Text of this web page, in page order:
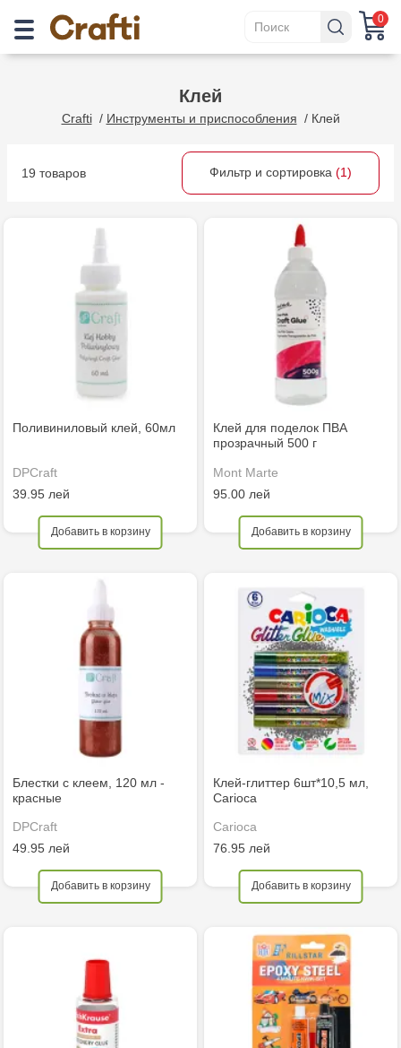
0
Клей
Crafti/ Инструменты и приспособления / Клей
19 товаров Фильтр и сортировка (1)
Поливиниловый клей, 60мл
DPCraft
39.95 лей
Добавить в корзину
Клей для поделок ПВА
прозрачный 500 г
Mont Marte
95.00 лей
Добавить в корзину
Блестки с клеем, 120 мл -
красные
DPCraft
49.95 лей
Добавить в корзину
Клей-глиттер 6шт*10,5 мл,
Carioca
Carioca
76.95 лей
Добавить в корзину